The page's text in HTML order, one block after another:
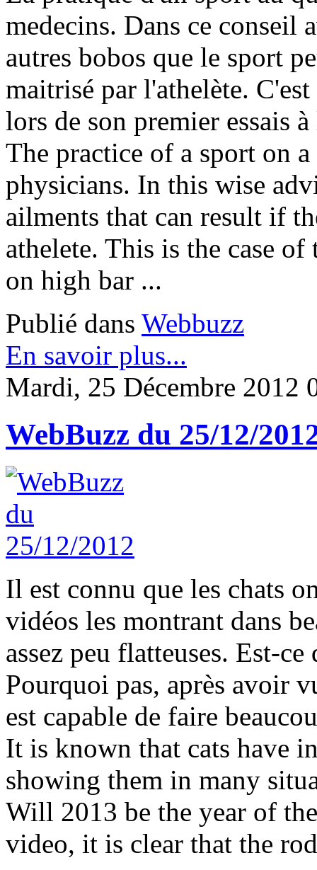
medecins. Dans ce conseil
autres bobos que le sport
maitrisé par l'athelète.
lors de son premier essais
The practice of a sport on
physicians. In this wise
ailments that can result if
athelete. This is the case
on high bar ...
Publié dans Webbuzz
En savoir plus...
Mardi, 25 Décembre 2012
WebBuzz du 25/12/
Il est connu que les chats
vidéos les montrant dans
assez peu flatteuses. Est-
Pourquoi pas, après avoir
est capable de faire
It is known that cats have
showing them in many
Will 2013 be the year of
video, it is clear that the